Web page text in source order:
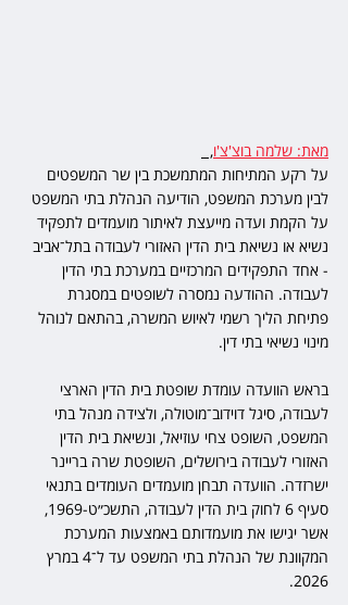
מאת: שלמה בוצ'צ'ו,
על רקע המתיחות המתמשכת בין שר המשפטים
לבין מערכת המשפט, הודיעה הנהלת בתי המשפט
על הקמת ועדה מייעצת לאיתור מועמדים לתפקיד
נשיא או נשיאת בית הדין האזורי לעבודה בתל־אביב
- אחד התפקידים המרכזיים במערכת בתי הדין
לעבודה. ההודעה נמסרה לשופטים במסגרת
פתיחת הליך רשמי לאיוש המשרה, בהתאם לנוהל
מינוי נשיאי בתי דין.
בראש הוועדה עומדת שופטת בית הדין הארצי
לעבודה, סיגל דוידוב־מוטולה, ולצידה מנהל בתי
המשפט, השופט צחי עוזיאל, ונשיאת בית הדין
האזורי לעבודה בירושלים, השופטת שרה בריינר
ישרזדה. הוועדה תבחן מועמדים העומדים בתנאי
סעיף 6 לחוק בית הדין לעבודה, התשכ״ט-1969,
אשר יגישו את מועמדותם באמצעות המערכת
המקוונת של הנהלת בתי המשפט עד ל־4 במרץ
2026.